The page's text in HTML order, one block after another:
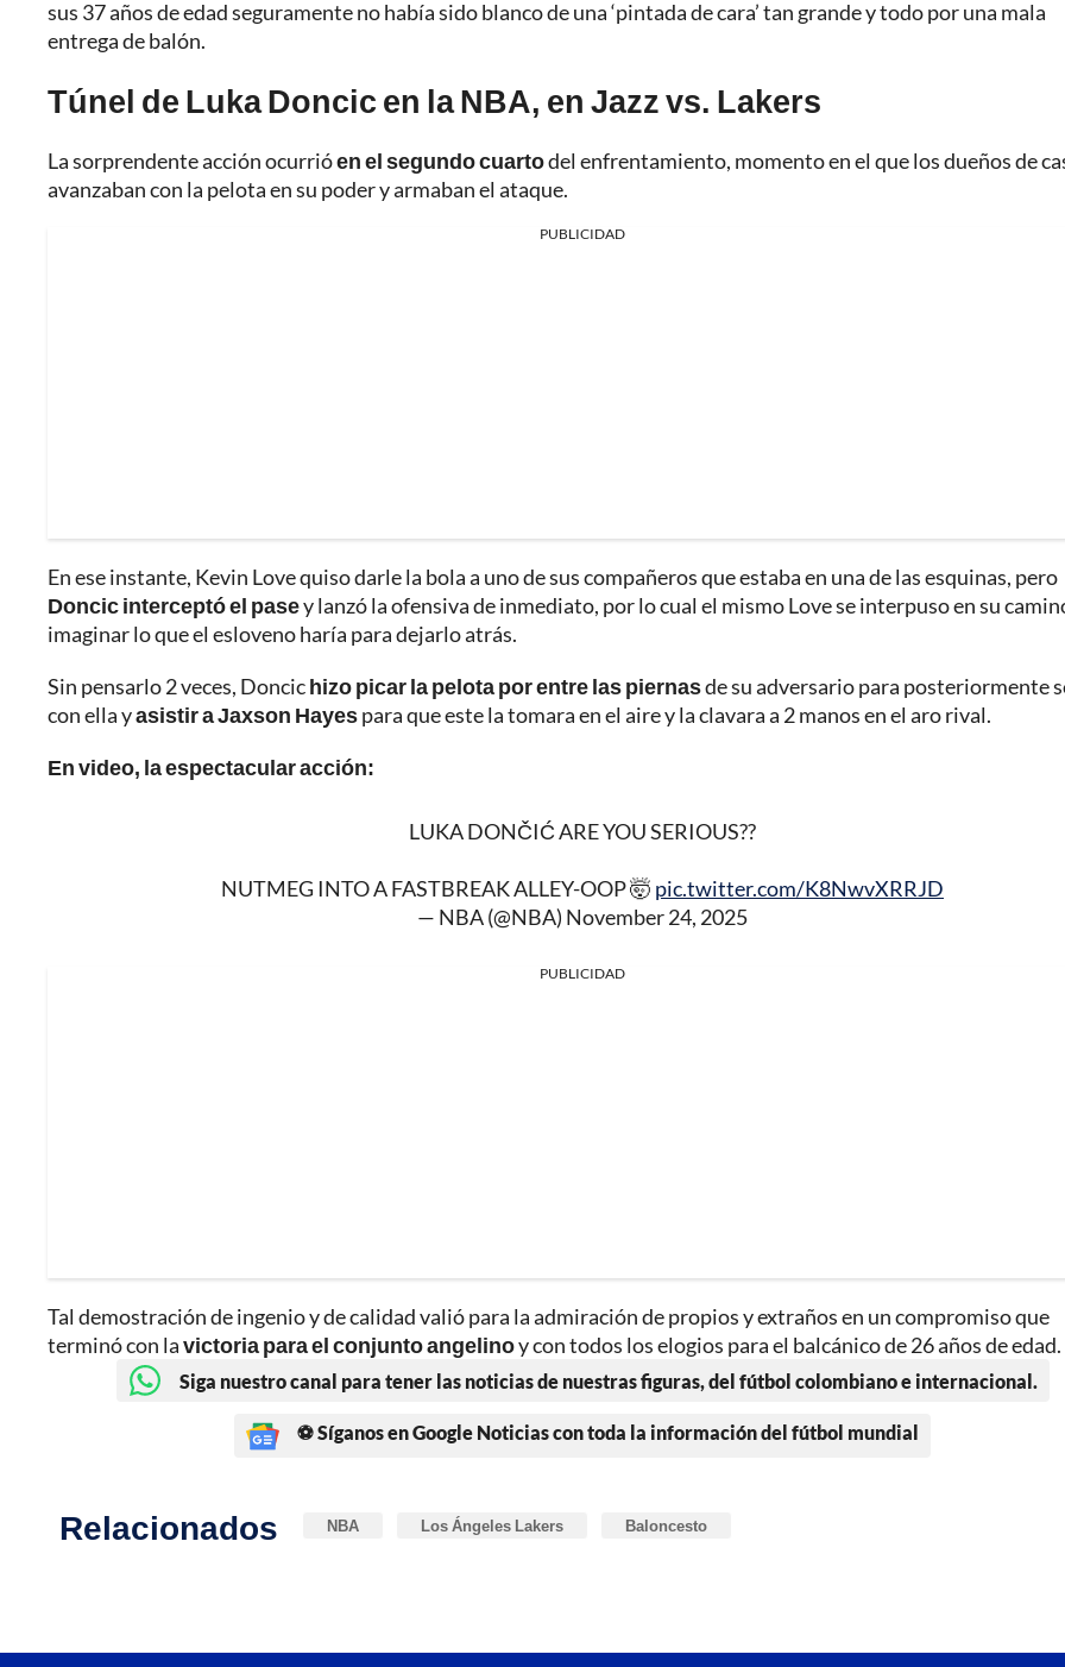
sus 37 años de edad seguramente no había sido blanco de una ‘pintada de cara’ tan grande y todo por una mala
entrega de balón.
Túnel de Luka Doncic en la NBA, en Jazz vs. Lakers
La sorprendente acción ocurrióen el segundo cuartodel enfrentamiento, momento en el que los dueños de
avanzaban con la pelota en su poder y armaban el ataque.
PUBLICIDAD
En ese instante, Kevin Love quiso darle la bola a uno de sus compañeros que estaba en una de las esquinas, pero
Doncic interceptó el pasey lanzó la ofensiva de inmediato, por lo cual el mismo Love se interpuso en su
imaginar lo que el esloveno haría para dejarlo atrás.
Sin pensarlo 2 veces, Doncichizo picar la pelota por entre las piernasde su adversario para posteriormente
con ella yasistir a Jaxson Hayespara que este la tomara en el aire y la clavara a 2 manos en el aro rival.
En video, la espectacular acción:
LUKA DONČIĆ ARE YOU SERIOUS??
NUTMEG INTO A FASTBREAK ALLEY-OOP 🤯 pic.twitter.com/K8NwvXRRJD
— NBA (@NBA) November 24, 2025
PUBLICIDAD
Tal demostración de ingenio y de calidad valió para la admiración de propios y extraños en un compromiso que
terminó con lavictoria para el conjunto angelinoy con todos los elogios para el balcánico de 26 años de edad.
Siga nuestro canal para tener las noticias de nuestras figuras, del fútbol colombiano e internacional.
⚽ Síganos en Google Noticias con toda la información del fútbol mundial
Relacionados NBA Los Ángeles Lakers Baloncesto